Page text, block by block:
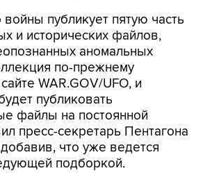
публикует пятую часть
и исторических файлов,
аномальных
по-прежнему
WAR.GOV/UFO, и
публиковать
файлы на постоянной
пресс-секретарь Пентагона
что уже ведется
подборкой.